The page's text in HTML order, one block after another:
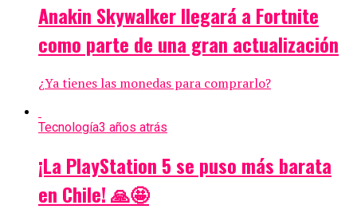
Anakin Skywalker llegará a Fortnite
como parte de una gran actualización
¿Ya tienes las monedas para comprarlo?
Tecnología3 años atrás
¡La PlayStation 5 se puso más barata
en Chile! 🙏🤩